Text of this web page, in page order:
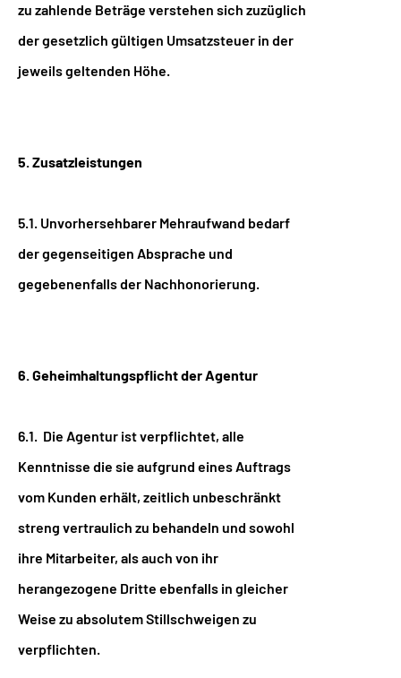
zu zahlende Beträge verstehen sich zuzüglich
der gesetzlich gültigen Umsatzsteuer in der
jeweils geltenden Höhe.
5. Zusatzleistungen
5.1. Unvorhersehbarer Mehraufwand bedarf
der gegenseitigen Absprache und
gegebenenfalls der Nachhonorierung.
6. Geheimhaltungspflicht der Agentur
6.1. Die Agentur ist verpflichtet, alle
Kenntnisse die sie aufgrund eines Auftrags
vom Kunden erhält, zeitlich unbeschränkt
streng vertraulich zu behandeln und sowohl
ihre Mitarbeiter, als auch von ihr
herangezogene Dritte ebenfalls in gleicher
Weise zu absolutem Stillschweigen zu
verpflichten.